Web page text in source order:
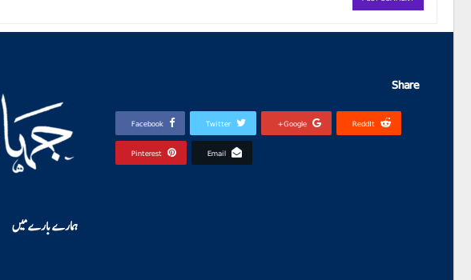
ہمارے بارے میں
Share
Facebook Twitter Google+ ReddIt
Pinterest Email